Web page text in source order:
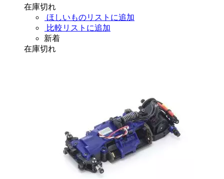
在庫切れ
ほしいものリストに追加
比較リストに追加
新着
在庫切れ